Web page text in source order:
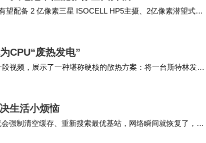
配备 2 亿像素三星 ISOCELL HP5主摄、2亿像素潜望式长
配备 6…
CPU“废热发电”
视频，展示了一种堪称硬核的散热方案：将一台斯特林发动
轮旋转。…
生活小烦恼
强制清空缓存、重新搜索最优基站，网络瞬间就恢复了，比
省心，不用一步步去调权限，点一下就…